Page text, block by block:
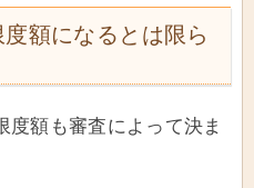
額になるとは限ら
度額も審査によって決ま